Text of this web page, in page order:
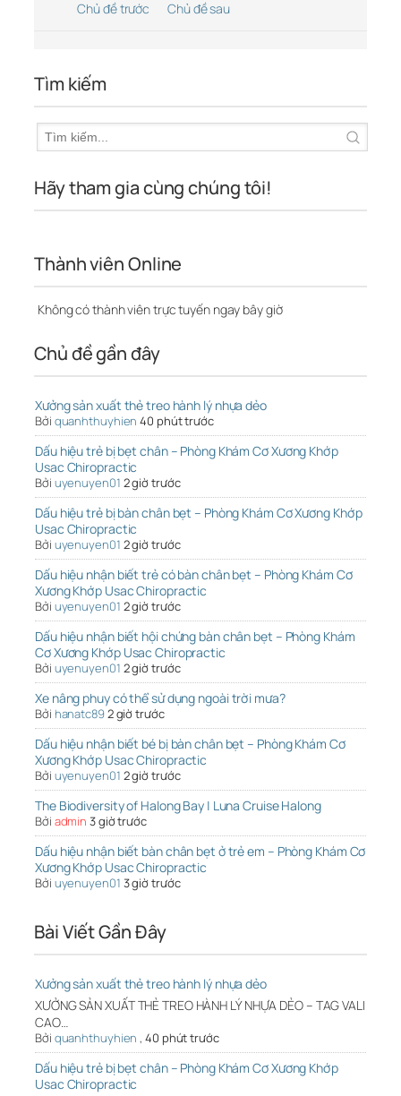
Chủ đề trước Chủ đề sau
Tìm kiếm
Hãy tham gia cùng chúng tôi!
Thành viên Online
Không có thành viên trực tuyến ngay bây giờ
Chủ đề gần đây
Xưởng sản xuất thẻ treo hành lý nhựa dẻo
Bởi quanhthuyhien 40 phút trước
Dấu hiệu trẻ bị bẹt chân – Phòng Khám Cơ Xương Khớp
Usac Chiropractic
Bởi uyenuyen01 2 giờ trước
Dấu hiệu trẻ bị bàn chân bẹt – Phòng Khám Cơ Xương Khớp
Usac Chiropractic
Bởi uyenuyen01 2 giờ trước
Dấu hiệu nhận biết trẻ có bàn chân bẹt – Phòng Khám Cơ
Xương Khớp Usac Chiropractic
Bởi uyenuyen01 2 giờ trước
Dấu hiệu nhận biết hội chứng bàn chân bẹt – Phòng Khám
Cơ Xương Khớp Usac Chiropractic
Bởi uyenuyen01 2 giờ trước
Xe nâng phuy có thể sử dụng ngoài trời mưa?
Bởi hanatc892 giờ trước
Dấu hiệu nhận biết bé bị bàn chân bẹt – Phòng Khám Cơ
Xương Khớp Usac Chiropractic
Bởi uyenuyen01 2 giờ trước
The Biodiversity of Halong Bay | Luna Cruise Halong
Bởi admin 3 giờ trước
Dấu hiệu nhận biết bàn chân bẹt ở trẻ em – Phòng Khám Cơ
Xương Khớp Usac Chiropractic
Bởi uyenuyen01 3 giờ trước
Bài Viết Gần Đây
Xưởng sản xuất thẻ treo hành lý nhựa dẻo
XƯỞNG SẢN XUẤT THẺ TREO HÀNH LÝ NHỰA DẺO – TAG VALI
CAO…
Bởi quanhthuyhien ,40 phút trước
Dấu hiệu trẻ bị bẹt chân – Phòng Khám Cơ Xương Khớp
Usac Chiropractic